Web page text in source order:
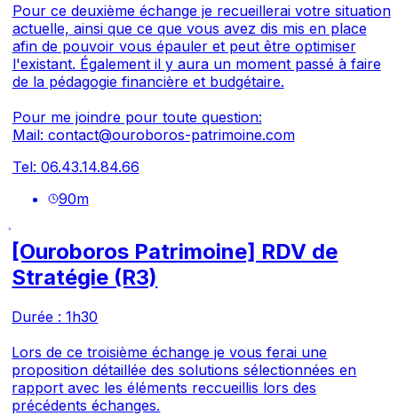
Pour ce deuxième échange je recueillerai votre situation
actuelle, ainsi que ce que vous avez dis mis en place
afin de pouvoir vous épauler et peut être optimiser
l'existant. Également il y aura un moment passé à faire
de la pédagogie financière et budgétaire.
Pour me joindre pour toute question:
Mail: contact@ouroboros-patrimoine.com
Tel: 06.43.14.84.66
90m
[Ouroboros Patrimoine] RDV de
Stratégie (R3)
Durée : 1h30
Lors de ce troisième échange je vous ferai une
proposition détaillée des solutions sélectionnées en
rapport avec les éléments reccueillis lors des
précédents échanges.